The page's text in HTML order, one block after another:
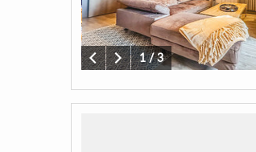
1/3